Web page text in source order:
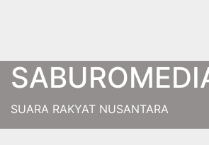
SUARA RAKYAT NUSANTARA